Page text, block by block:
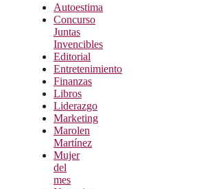
Autoestima
Concurso
Juntas
Invencibles
Editorial
Entretenimiento
Finanzas
Libros
Liderazgo
Marketing
Marolen
Martínez
Mujer
del
mes